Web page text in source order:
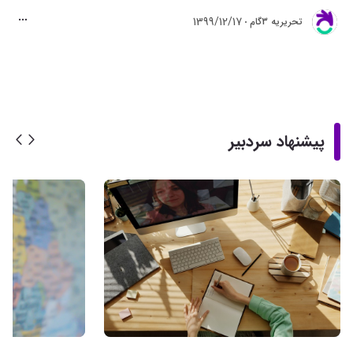
تحريريه 3گام 1399/12/17
پیشنهاد سردبیر